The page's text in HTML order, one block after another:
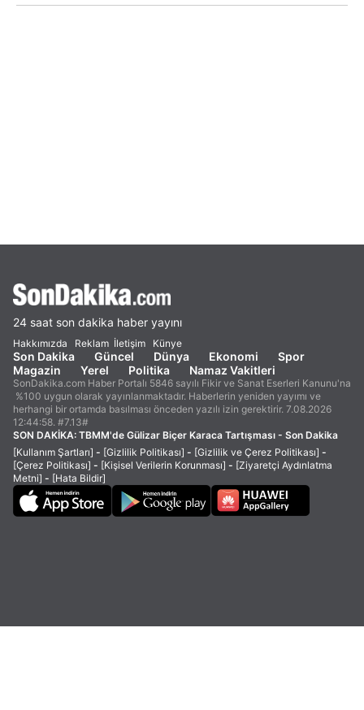
24 saat son dakika haber yayını
Hakkımızda Reklam İletişim Künye
Son Dakika Güncel Dünya Ekonomi
Spor
Magazin
Yerel Politika Namaz Vakitleri
SonDakika.com Haber Portalı 5846 sayılı Fikir ve Sanat Eserleri Kanunu'na
%100 uygun olarak yayınlanmaktadır. Haberlerin yeniden yayımı ve
herhangi bir ortamda basılması önceden yazılı izin gerektirir. 7.08.2026
12:44:58. #7.13#
SON DAKİKA: TBMM'de Gülizar Biçer Karaca Tartışması - Son Dakika
[Kullanım Şartları] - [Gizlilik Politikası] - [Gizlilik ve Çerez Politikası] -
[Çerez Politikası] - [Kişisel Verilerin Korunması] - [Ziyaretçi Aydınlatma
Metni] - [Hata Bildir]